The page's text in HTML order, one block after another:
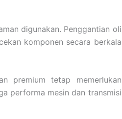
digunakan. Penggantian oli
komponen secara berkala
premium tetap memerlukan
performa mesin dan transmisi